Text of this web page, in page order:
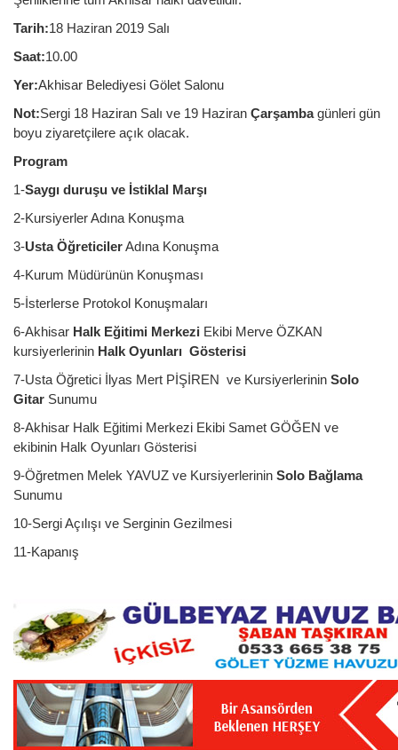
Tarih:18 Haziran 2019 Salı
Saat:10.00
Yer:Akhisar Belediyesi Gölet Salonu
Not:Sergi 18 Haziran Salı ve 19 Haziran Çarşambagünleri gün
boyu ziyaretçilere açık olacak.
Program
1-Saygı duruşu ve İstiklal Marşı
2-Kursiyerler Adına Konuşma
3-Usta ÖğreticilerAdına Konuşma
4-Kurum Müdürünün Konuşması
5-İsterlerse Protokol Konuşmaları
6-Akhisar Halk Eğitimi Merkezi Ekibi Merve ÖZKAN
kursiyerlerinin Halk Oyunları Gösterisi
7-Usta Öğretici İlyas Mert PİŞİREN ve Kursiyerlerinin Solo
Gitar Sunumu
8-Akhisar Halk Eğitimi Merkezi Ekibi Samet GÖĞEN ve
ekibinin Halk Oyunları Gösterisi
9-Öğretmen Melek YAVUZ ve Kursiyerlerinin Solo Bağlama
Sunumu
10-Sergi Açılışı ve Serginin Gezilmesi
11-Kapanış